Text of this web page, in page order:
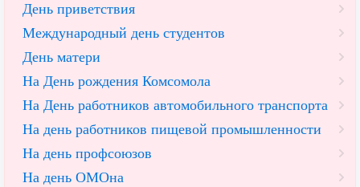
День приветствия
Международный день студентов
День матери
На День рождения Комсомола
На День работников автомобильного транспорта
На день работников пищевой промышленности
На день профсоюзов
На день ОМОна